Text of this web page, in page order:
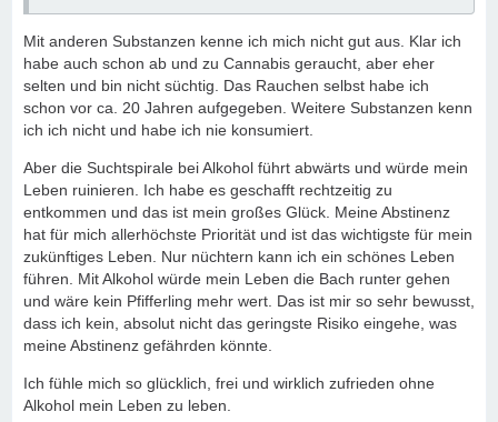
Mit anderen Substanzen kenne ich mich nicht gut aus. Klar ich
habe auch schon ab und zu Cannabis geraucht, aber eher
selten und bin nicht süchtig. Das Rauchen selbst habe ich
schon vor ca. 20 Jahren aufgegeben. Weitere Substanzen kenn
ich ich nicht und habe ich nie konsumiert.
Aber die Suchtspirale bei Alkohol führt abwärts und würde mein
Leben ruinieren. Ich habe es geschafft rechtzeitig zu
entkommen und das ist mein großes Glück. Meine Abstinenz
hat für mich allerhöchste Priorität und ist das wichtigste für mein
zukünftiges Leben. Nur nüchtern kann ich ein schönes Leben
führen. Mit Alkohol würde mein Leben die Bach runter gehen
und wäre kein Pfifferling mehr wert. Das ist mir so sehr bewusst,
dass ich kein, absolut nicht das geringste Risiko eingehe, was
meine Abstinenz gefährden könnte.
Ich fühle mich so glücklich, frei und wirklich zufrieden ohne
Alkohol mein Leben zu leben.